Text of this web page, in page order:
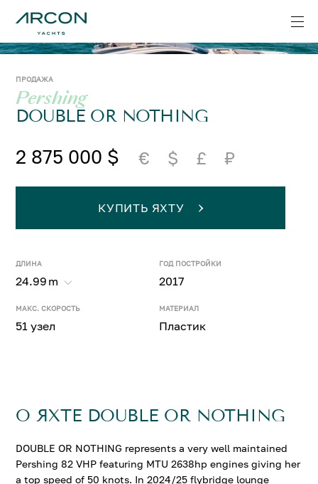
ПРОДАЖА
Pershing
DOUBLE OR NOTHING
2 875 000 $ € $ £ ₽
ДЛИНА
24.99 m
ГОД ПОСТРОЙКИ
2017
МАКС. СКОРОСТЬ
51 узел
МАТЕРИАЛ
Пластик
КУПИТЬ ЯХТУ
О ЯХТЕ DOUBLE OR NOTHING
DOUBLE OR NOTHING represents a very well maintained
Pershing 82 VHP featuring MTU 2638hp engines giving her
a top speed of 50 knots. In 2024/25 flybridge lounge